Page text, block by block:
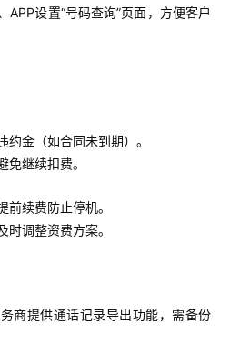
APP设置“号码查询”页面，方便客户
金（如合同未到期）。
免继续扣费。
续费防止停机。
时调整资费方案。
商提供通话记录导出功能，需备份